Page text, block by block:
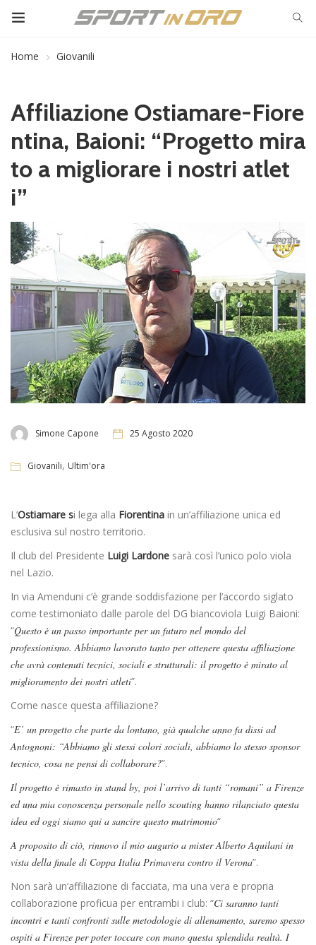
Home Giovanili
Affiliazione Ostiamare-Fiore
ntina, Baioni: “Progetto mira
to a migliorare i nostri atlet
i”
Simone Capone 25 Agosto 2020
Giovanili, Ultim'ora
L’Ostiamare si lega alla Fiorentina in un’affiliazione unica ed
esclusiva sul nostro territorio.
Il club del Presidente Luigi Lardone sarà così l’unico polo viola
nel Lazio.
In via Amenduni c’è grande soddisfazione per l’accordo siglato
come testimoniato dalle parole del DG biancoviola Luigi Baioni:
“Questo è un passo importante per un futuro nel mondo del
professionismo. Abbiamo lavorato tanto per ottenere questa affiliazione
che avrà contenuti tecnici, sociali e strutturali: il progetto è mirato al
miglioramento dei nostri atleti”.
Come nasce questa affiliazione?
“E’ un progetto che parte da lontano, già qualche anno fa dissi ad
Antognoni: “Abbiamo gli stessi colori sociali, abbiamo lo stesso sponsor
tecnico, cosa ne pensi di collaborare?”.
Il progetto è rimasto in stand by, poi l’arrivo di tanti “romani” a Firenze
ed una mia conoscenza personale nello scouting hanno rilanciato questa
idea ed oggi siamo qui a sancire questo matrimonio“
A proposito di ciò, rinnovo il mio augurio a mister Alberto Aquilani in
vista della finale di Coppa Italia Primavera contro il Verona”.
Non sarà un’affiliazione di facciata, ma una vera e propria
collaborazione proficua per entrambi i club: “Ci saranno tanti
incontri e tanti confronti sulle metodologie di allenamento, saremo spesso
ospiti a Firenze per poter toccare con mano questa splendida realtà. I